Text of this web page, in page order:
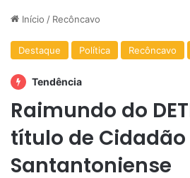
Início / Recôncavo
Destaque Política Recôncavo
Tendência
Raimundo do
título de Cidadão
Santantoniense